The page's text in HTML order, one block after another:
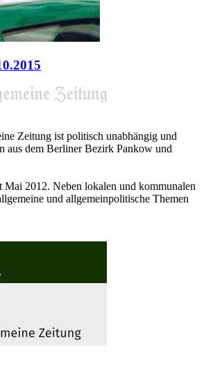
Zeitung ist politisch unabhängig und
aus dem Berliner Bezirk Pankow und
Mai 2012. Neben lokalen und kommunalen
und allgemeinpolitische Themen